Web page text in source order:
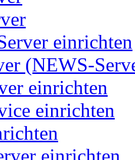
einrichten
(NEWS-
einrichten
einrichten
einrichten